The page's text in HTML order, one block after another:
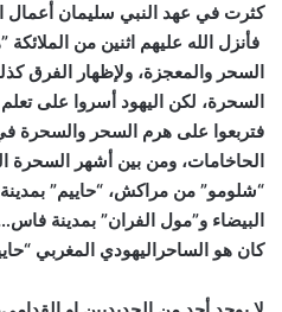
كثرت في عهد النبي سليمان أعمال
فأنزل الله عليهم اثنين من
السحر والمعجزة، ولإظهار الفرق
السحرة، لكن اليهود أسروا على
فتربعوا على هرم السحر والسحرة
الحاخامات، ومن بين أشهر السحرة
“شلومو” من مراكش، “حاييم” بمدينة
البيضاء و”مول الفران” بمدينة
كان هو الساحراليهودي المغربي